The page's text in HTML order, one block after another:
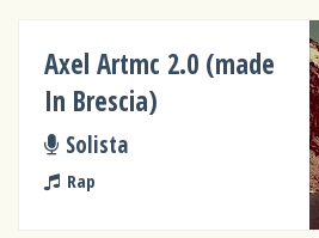
Axel Artmc 2.0 (made
In Brescia)
Solista
Rap